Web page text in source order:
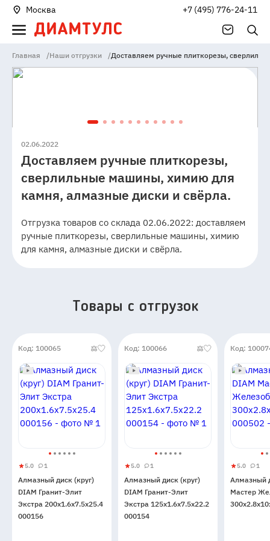
Москва +7 (495) 776-24-11
Главная /Наши отгрузки /Доставляем ручные плиткорезы,
02.06.2022
Доставляем ручные плиткорезы,
сверлильные машины, химию для
камня, алмазные диски и свёрла.
Отгрузка товаров со склада 02.06.2022: доставляем
ручные плиткорезы, сверлильные машины, химию
для камня, алмазные диски и свёрла.
Товары c отгрузок
Код: 100065
Алмазный
диск
(круг)
DIAM
5.0
5
1 1
Алмазный диск (круг)
DIAM Гранит-Элит
Экстра 200x1.6x7.5x25.4
000156
Код: 100066
Алмазный
диск
(круг)
DIAM
5.0
5
1 1
Алмазный диск (круг)
DIAM Гранит-Элит
Экстра 125x1.6x7.5x22.2
000154
Код:
диск
DIAM
5.0
5
1 1
Алмазный
Мастер